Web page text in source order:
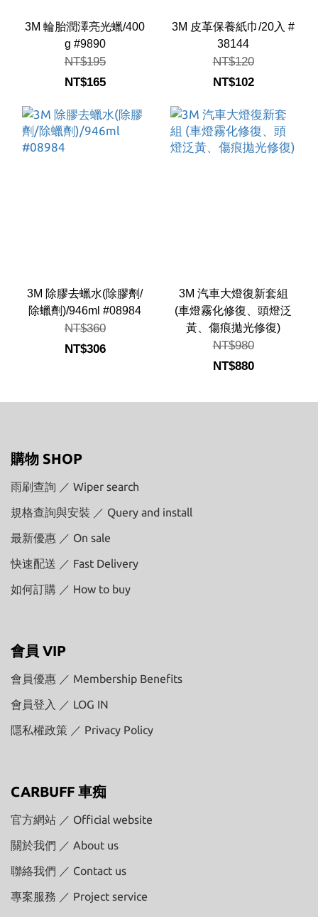
3M 輪胎潤澤亮光蠟/400
g #9890
NT$195
NT$165
3M 皮革保養紙巾/20入 #
38144
NT$120
NT$102
3M 除膠去蠟水(除膠劑/
除蠟劑)/946ml #08984
NT$360
NT$306
3M 汽車大燈復新套組
(車燈霧化修復、頭燈泛
黃、傷痕拋光修復)
NT$980
NT$880
購物 SHOP
雨刷查詢 ／ Wiper search
規格查詢與安裝 ／ Query and install
最新優惠 ／ On sale
快速配送 ／ Fast Delivery
如何訂購 ／ How to buy
會員 VIP
會員優惠 ／ Membership Benefits
會員登入 ／ LOG IN
隱私權政策 ／ Privacy Policy
CARBUFF 車痴
官方網站 ／ Official website
關於我們 ／ About us
聯絡我們 ／ Contact us
專案服務 ／ Project service